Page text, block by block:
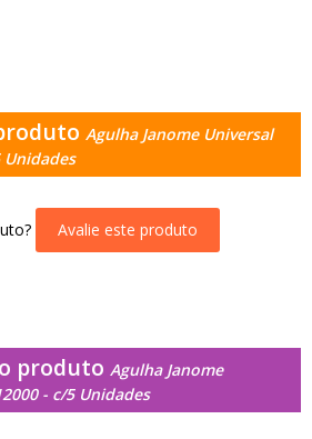
Agulha Janome Universal
Unidades
Avalie este produto
produto Agulha Janome
- c/5 Unidades